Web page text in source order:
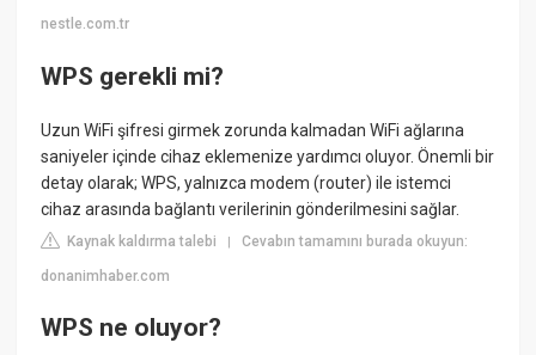
nestle.com.tr
WPS gerekli mi?
Uzun WiFi şifresi girmek zorunda kalmadan WiFi ağlarına
saniyeler içinde cihaz eklemenize yardımcı oluyor. Önemli bir
detay olarak; WPS, yalnızca modem (router) ile istemci
cihaz arasında bağlantı verilerinin gönderilmesini sağlar.
Kaynak kaldırma talebi |Cevabın tamamını burada okuyun:
donanimhaber.com
WPS ne oluyor?